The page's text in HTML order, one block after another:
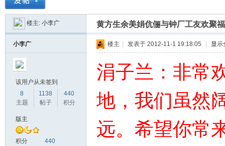
» ›
楼主: 小李广 黄方生余美娟伉俪与钟厂工友欢聚
小李广
该用户从未签到
8
主题
1138
帖子
440
积分
版主
积分 440
楼主 发表于 2012-11-1 19:18:05 显示
涓子兰：非常
地，我们虽然
远。希望你常